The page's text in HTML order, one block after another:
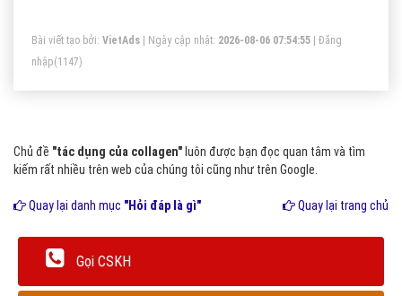
Bài viết tạo bởi: VietAds | Ngày cập nhật: 2026-08-06 07:54:55
Đăng
nhập(1147)
Chủ đề "tác dụng của collagen" luôn được bạn đọc quan tâm và tìm
kiếm rất nhiều trên web của chúng tôi cũng như trên Google.
Quay lại danh mục "Hỏi đáp là gì" Quay lại trang chủ
Gọi CSKH